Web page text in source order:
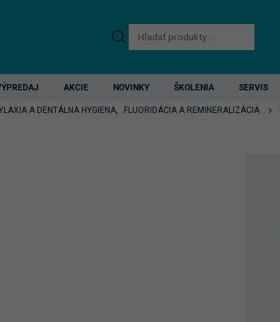
Products
search
AKCIE NOVINKY ŠKOLENIA SERVIS
A DENTÁLNA HYGIENA, FLUORIDÁCIA A REMINERALIZÁCIA